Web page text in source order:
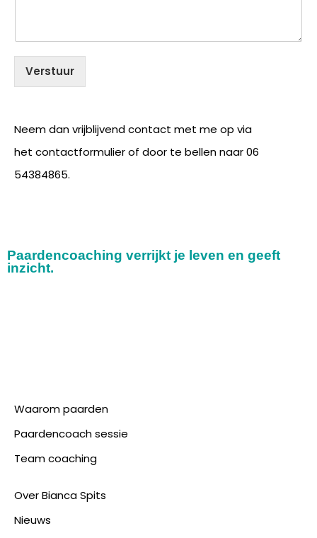
Verstuur
Neem dan vrijblijvend contact met me op via
het contactformulier of door te bellen naar 06
54384865.
Paardencoaching verrijkt je leven en geeft
inzicht.
Waarom paarden
Paardencoach sessie
Team coaching
Over Bianca Spits
Nieuws